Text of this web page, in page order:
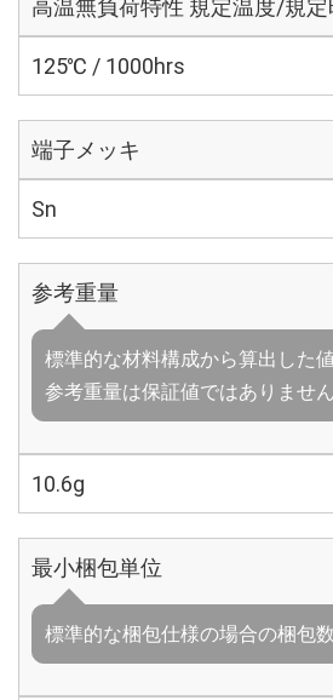
高温無負荷特性 規定温度/規定
125℃ / 1000hrs
端子メッキ
Sn
参考重量
標準的な材料構成から算出した
参考重量は保証値ではありませ
10.6g
最小梱包単位
標準的な梱包仕様の場合の梱包